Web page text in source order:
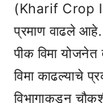
(Kharif Crop
प्रमाण वाढले
पीक विमा
विमा काढल्याचे
विभागाकडून